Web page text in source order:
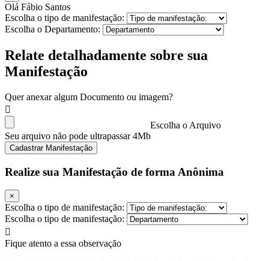
Olá Fábio Santos
Escolha o tipo de manifestação:
Escolha o Departamento:
Relate detalhadamente sobre sua
Manifestação
Quer anexar algum Documento ou imagem?
Escolha o Arquivo
Seu arquivo não pode ultrapassar 4Mb
Cadastrar Manifestação
Realize sua Manifestação de forma Anônima
×
Escolha o tipo de manifestação:
Escolha o tipo de manifestação:
Fique atento a essa observação